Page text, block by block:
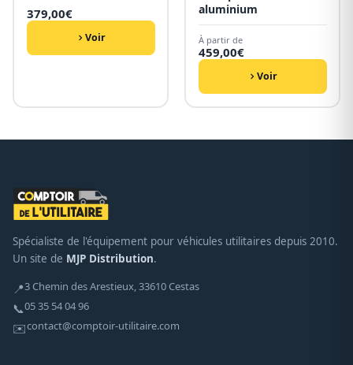
379,00€
Voir
aluminium
À partir de
459,00€
Voir
Spécialiste de l'équipement pour véhicules utilitaires depuis 2010.
Un site de MJP Distribution.
📍3 Chemin des Arestieux, 33610 Cestas
📞05 35 54 04 96
✉️contact@comptoir-utilitaire.com